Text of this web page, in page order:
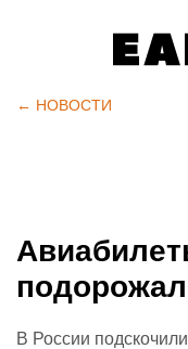
← НОВОСТИ
В России